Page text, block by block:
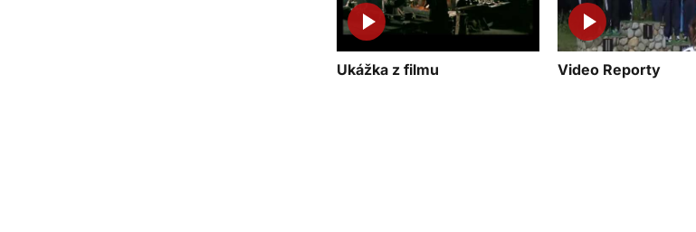
Ukážka z filmu Video Reporty